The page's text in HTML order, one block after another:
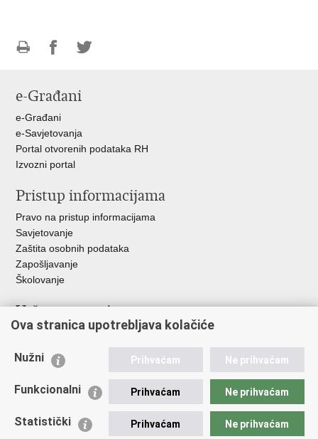
FacebookuTwitteru
e-Građani
e-Građani
e-Savjetovanja
Portal otvorenih podataka RH
Izvozni portal
Pristup informacijama
Pravo na pristup informacijama
Savjetovanje
Zaštita osobnih podataka
Zapošljavanje
Školovanje
Važne poveznice
Ministarstvo unutarnjih poslova
Udruge
Policijska akademija
Zaklada policijske solidarnosti
Ova stranica upotrebljava kolačiće
Nužni Prihvaćam Ne prihvaćam
Funkcionalni Prihvaćam Ne prihvaćam
Statistički Prihvaćam Ne prihvaćam